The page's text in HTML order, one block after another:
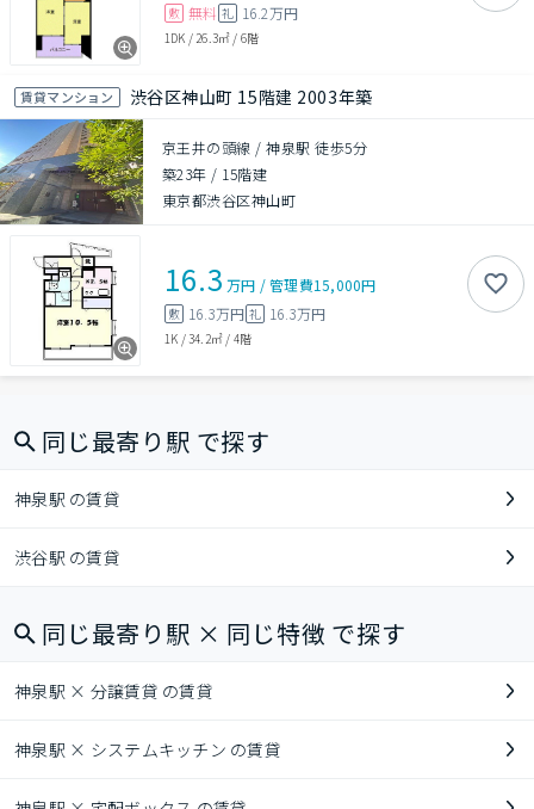
敷 無料 礼 16.2万円
1DK / 26.3㎡ / 6階
賃貸マンション 渋谷区神山町 15階建 2003年築
京王井の頭線 / 神泉駅 徒歩5分
築23年 / 15階建
東京都渋谷区神山町
16.3 万円 /管理費15,000円
敷 16.3万円 礼 16.3万円
1K /34.2㎡ / 4階
同じ最寄り駅 で探す
神泉駅 の賃貸
渋谷駅 の賃貸
同じ最寄り駅 × 同じ特徴 で探す
神泉駅 × 分譲賃貸 の賃貸
神泉駅 × システムキッチン の賃貸